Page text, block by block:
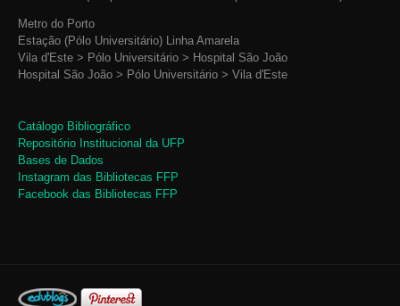
Metro do Porto
Estação (Pólo Universitário) Linha Amarela
Vila d'Este > Pólo Universitário > Hospital São João
Hospital São João > Pólo Universitário > Vila d'Este
Catálogo Bibliográfico
Repositório Institucional da UFP
Bases de Dados
Instagram das Bibliotecas FFP
Facebook das Bibliotecas FFP